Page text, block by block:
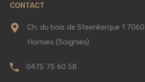
CONTACT
Ch. du bois de Steenkerque 1 7060
Horrues (Soignies)
0475 75 60 58